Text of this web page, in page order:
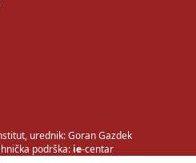
urednik: Goran Gazdek
podrška: ie-centar